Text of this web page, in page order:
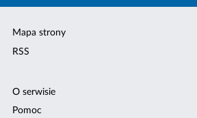
Mapa strony
RSS
O serwisie
Pomoc